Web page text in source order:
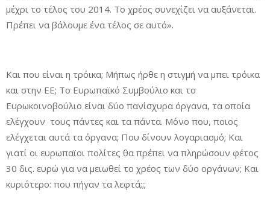
μέχρι το τέλος του 2014. Το χρέος συνεχίζει να αυξάνεται.
Πρέπει να βάλουμε ένα τέλος σε αυτό».
Και που είναι η τρόικα; Μήπως ήρθε η στιγμή να μπει τρόικα
και στην ΕΕ; Το Ευρωπαϊκό Συμβούλιο και το
Ευρωκοινοβούλιο είναι δύο πανίσχυρα όργανα, τα οποία
ελέγχουν τους πάντες και τα πάντα. Μόνο που, ποιος
ελέγχεται αυτά τα όργανα; Που δίνουν λογαριασμό; Και
γιατί οι ευρωπαϊοι πολίτες θα πρέπει να πληρώσουν φέτος
30 δις. ευρώ για να μειωθεί το χρέος των δύο οργάνων; Και
κυριότερο: που πήγαν τα λεφτά;;;